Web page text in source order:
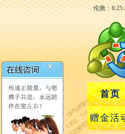
伦敦：
首页
赠金活